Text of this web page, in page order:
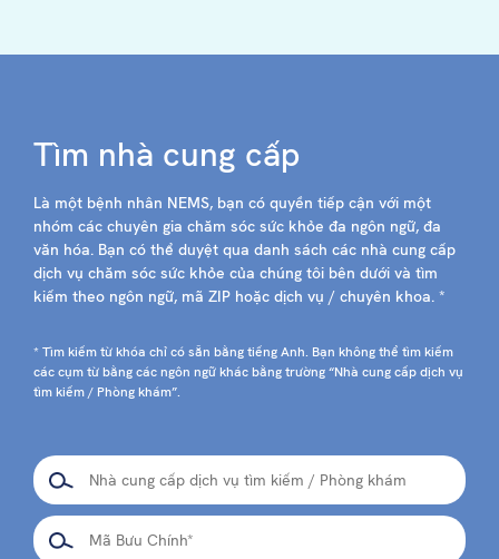
Tìm nhà cung cấp
Là một bệnh nhân NEMS, bạn có quyền tiếp cận với một
nhóm các chuyên gia chăm sóc sức khỏe đa ngôn ngữ, đa
văn hóa. Bạn có thể duyệt qua danh sách các nhà cung cấp
dịch vụ chăm sóc sức khỏe của chúng tôi bên dưới và tìm
kiếm theo ngôn ngữ, mã ZIP hoặc dịch vụ / chuyên khoa. *
* Tìm kiếm từ khóa chỉ có sẵn bằng tiếng Anh. Bạn không thể tìm kiếm
các cụm từ bằng các ngôn ngữ khác bằng trường “Nhà cung cấp dịch vụ
tìm kiếm / Phòng khám”.